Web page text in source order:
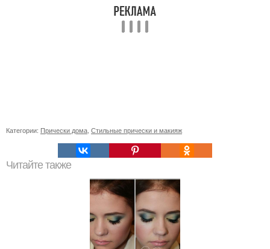
Категории: Прически дома Стильные прически и макияж
Читайте также